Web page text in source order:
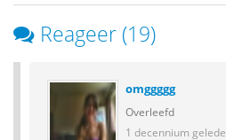
Reageer (19)
omggggg
Overleefd
1 decennium